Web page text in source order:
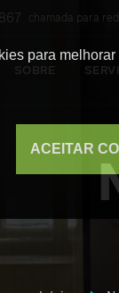
chamada para
SOBRE
para
ACEITAR